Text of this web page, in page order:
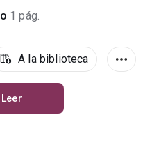
1 pág.
A la biblioteca
Leer